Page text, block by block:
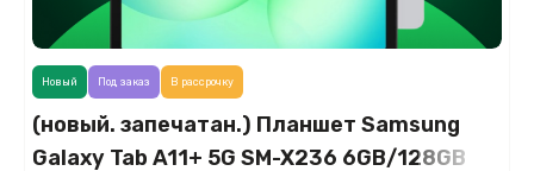
(новый. запечатан.) Планшет Samsung
Galaxy Tab A11+ 5G SM-X236 6GB/128GB
Новый Под заказ В рассрочку